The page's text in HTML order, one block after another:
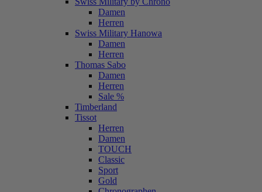
Damen
Herren
Swiss Military Hanowa
Damen
Herren
Thomas Sabo
Damen
Herren
Sale %
Timberland
Tissot
Herren
Damen
TOUCH
Classic
Sport
Gold